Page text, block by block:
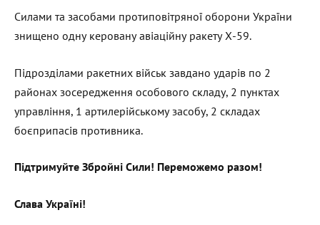
Силами та засобами протиповітряної оборони України
знищено одну керовану авіаційну ракету Х-59.
Підрозділами ракетних військ завдано ударів по 2
районах зосередження особового складу, 2 пунктах
управління, 1 артилерійському засобу, 2 складах
боєприпасів противника.
Підтримуйте Збройні Сили! Переможемо разом!
Слава Україні!